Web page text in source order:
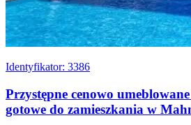
Identyfikator: 3386
Przystępne cenowo
gotowe do zamieszkania w